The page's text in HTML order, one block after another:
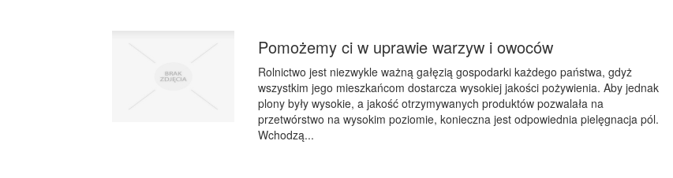
Pomożemy ci w uprawie warzyw i owoców
Rolnictwo jest niezwykle ważną gałęzią gospodarki każdego państwa, gdyż
wszystkim jego mieszkańcom dostarcza wysokiej jakości pożywienia. Aby jednak
plony były wysokie, a jakość otrzymywanych produktów pozwalała na
przetwórstwo na wysokim poziomie, konieczna jest odpowiednia pielęgnacja pól.
Wchodzą...